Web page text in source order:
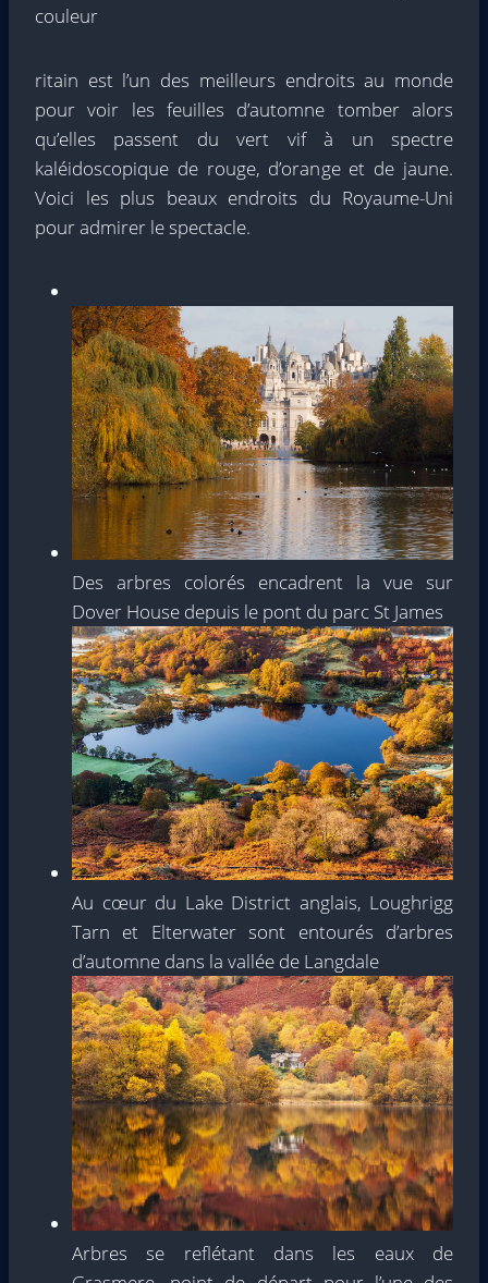
couleur
ritain est l’un des meilleurs endroits au monde
pour voir les feuilles d’automne tomber alors
qu’elles passent du vert vif à un spectre
kaléidoscopique de rouge, d’orange et de jaune.
Voici les plus beaux endroits du Royaume-Uni
pour admirer le spectacle.
Des arbres colorés encadrent la vue sur
Dover House depuis le pont du parc St James
Au cœur du Lake District anglais, Loughrigg
Tarn et Elterwater sont entourés d’arbres
d’automne dans la vallée de Langdale
Arbres se reflétant dans les eaux de